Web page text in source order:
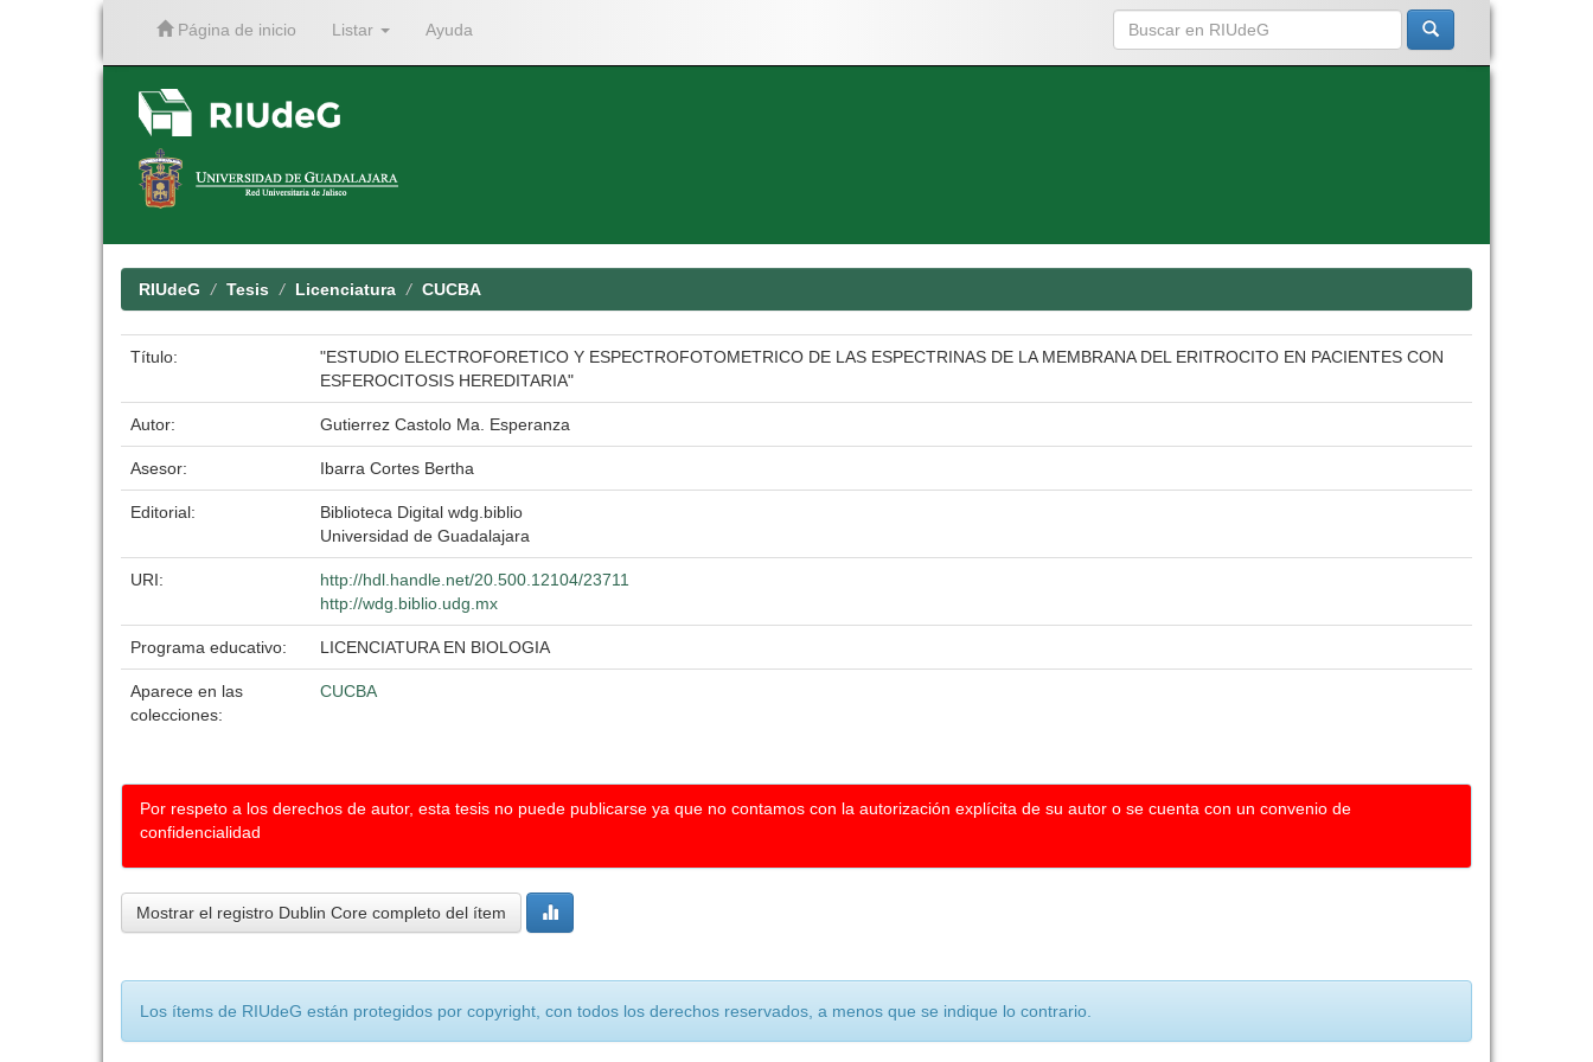
Página de inicio Listar Ayuda
RIUdeG Tesis Licenciatura CUCBA
Título:
"ESTUDIO ELECTROFORETICO Y ESPECTROFOTOMETRICO DE LAS ESPECTRINAS DE LA MEMBRANA DEL ERITROCITO EN PACIENTES CON
ESFEROCITOSIS HEREDITARIA"
Autor: Gutierrez Castolo Ma. Esperanza
Asesor: Ibarra Cortes Bertha
Editorial:
Biblioteca Digital wdg.biblio
Universidad de Guadalajara
URI:
http://hdl.handle.net/20.500.12104/23711
http://wdg.biblio.udg.mx
Programa educativo: LICENCIATURA EN BIOLOGIA
Aparece en las
colecciones:
CUCBA
Por respeto a los derechos de autor, esta tesis no puede publicarse ya que no contamos con la autorización explícita de su autor o se cuenta con un convenio de
confidencialidad
Mostrar el registro Dublin Core completo del ítem
Los ítems de RIUdeG están protegidos por copyright, con todos los derechos reservados, a menos que se indique lo contrario.